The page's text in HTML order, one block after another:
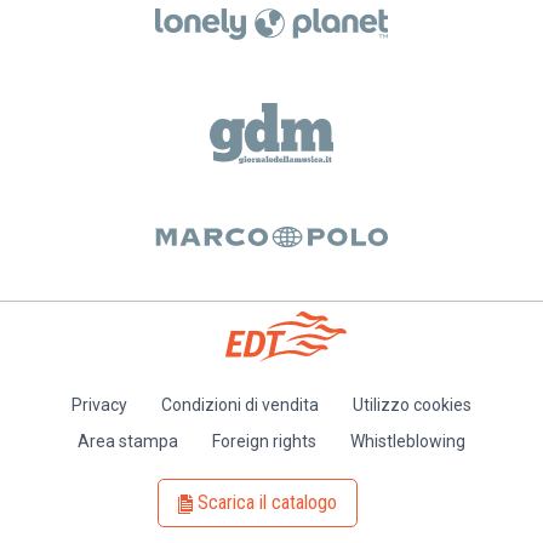
Privacy Condizioni di vendita
Utilizzo cookies
Area stampa
Foreign rights Whistleblowing
Scarica il catalogo